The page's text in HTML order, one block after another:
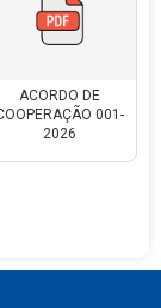
ACORDO DE
001-
2026